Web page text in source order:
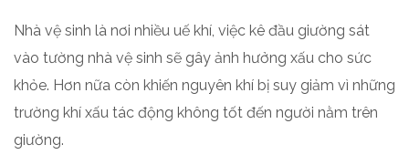
Nhà vệ sinh là nơi nhiều uế khí, việc kê đầu giường sát
vào tường nhà vệ sinh sẽ gây ảnh hưởng xấu cho sức
khỏe. Hơn nữa còn khiến nguyên khí bị suy giảm vì những
trường khí xấu tác động không tốt đến người nằm trên
giường.